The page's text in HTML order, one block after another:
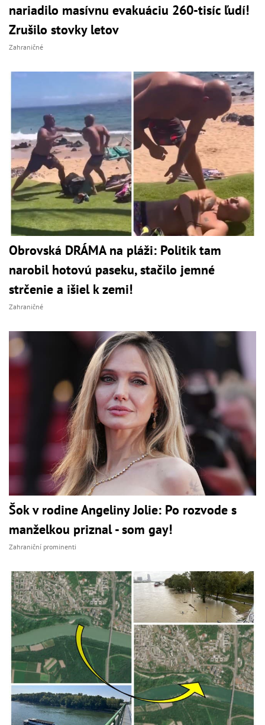
nariadilo masívnu evakuáciu 260-tisíc ľudí!
Zrušilo stovky letov
Zahraničné
Obrovská DRÁMA na pláži: Politik tam
narobil hotovú paseku, stačilo jemné
strčenie a išiel k zemi!
Zahraničné
Šok v rodine Angeliny Jolie: Po rozvode s
manželkou priznal - som gay!
Zahraniční prominenti